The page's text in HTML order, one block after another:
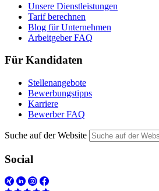
Unsere Dienstleistungen
Tarif berechnen
Blog für Unternehmen
Arbeitgeber FAQ
Für Kandidaten
Stellenangebote
Bewerbungstipps
Karriere
Bewerber FAQ
Suche auf der Website
Social